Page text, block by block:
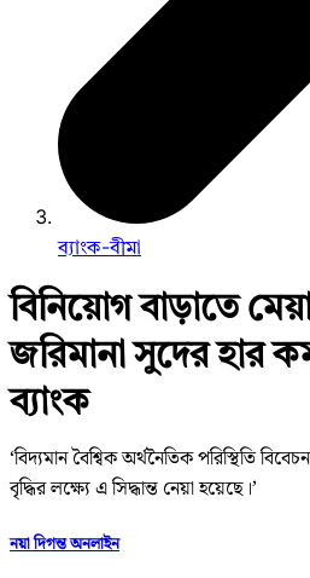
ব্যাংক-বীমা
বিনিয়োগ বাড়াতে
জরিমানা সুদের হার
ব্যাংক
‘বিদ্যমান বৈশ্বিক অর্থনৈতিক পরিস্থিতি
বৃদ্ধির লক্ষ্যে এ সিদ্ধান্ত নেয়া হয়েছে।’
নয়া দিগন্ত অনলাইন